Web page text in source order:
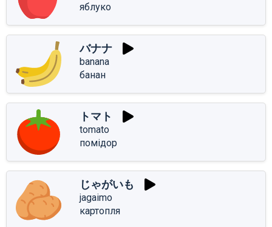
яблуко
バナナ
banana
банан
トマト
tomato
помідор
じゃがいも
jagaimo
картопля